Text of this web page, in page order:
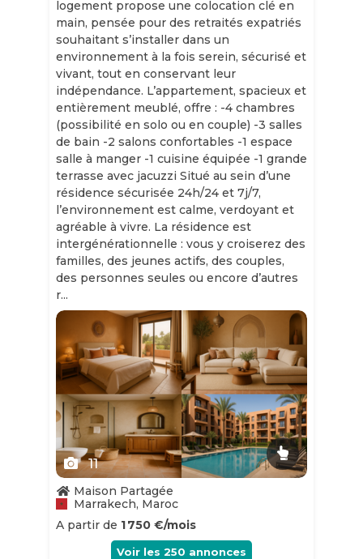
logement propose une colocation clé en
main, pensée pour des retraités expatriés
souhaitant s’installer dans un
environnement à la fois serein, sécurisé et
vivant, tout en conservant leur
indépendance. L’appartement, spacieux et
entièrement meublé, offre : -4 chambres
(possibilité en solo ou en couple) -3 salles
de bain -2 salons confortables -1 espace
salle à manger -1 cuisine équipée -1 grande
terrasse avec jacuzzi Situé au sein d’une
résidence sécurisée 24h/24 et 7j/7,
l’environnement est calme, verdoyant et
agréable à vivre. La résidence est
intergénérationnelle : vous y croiserez des
familles, des jeunes actifs, des couples,
des personnes seules ou encore d’autres
r...
Slide 1 of 11
11
Maison Partagée
Marrakech, Maroc
A partir de 1 750 €/mois
Voir les 250 annonces